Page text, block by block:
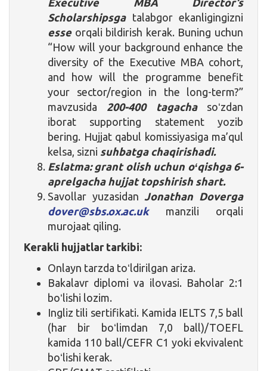
Scholarshipsgatalabgor ekanligingizni
esse orqali bildirish kerak. Buning uchun
“How will your background enhance the
diversity of the Executive MBA cohort,
and how will the programme benefit
your sector/region in the long-term?”
mavzusida 200-400 tagachasoʻzdan
iborat supporting statement yozib
bering. Hujjat qabul komissiyasiga ma’qul
kelsa, sizni suhbatga chaqirishadi.
Eslatma: grant olish uchun oʻqishga 6-
aprelgacha hujjat topshirish shart.
Savollar yuzasidan Jonathan Doverga
dover@sbs.ox.ac.ukmanzili orqali
murojaat qiling.
Kerakli hujjatlar tarkibi:
Onlayn tarzda toʻldirilgan ariza.
Bakalavr diplomi va ilovasi. Baholar 2:1
boʻlishi lozim.
Ingliz tili sertifikati. Kamida IELTS 7,5 ball
(har bir boʻlimdan 7,0 ball)/TOEFL
kamida 110 ball/CEFR C1 yoki ekvivalent
boʻlishi kerak.